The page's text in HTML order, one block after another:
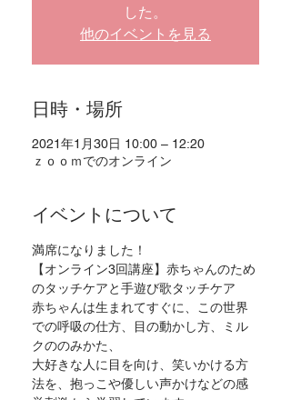
した。
他のイベントを見る
日時・場所
2021年1月30日 10:00 – 12:20
ｚｏｏｍでのオンライン
イベントについて
満席になりました！
【オンライン3回講座】赤ちゃんのため
のタッチケアと手遊び歌タッチケア
赤ちゃんは生まれてすぐに、この世界
での呼吸の仕方、目の動かし方、ミル
クののみかた、
大好きな人に目を向け、笑いかける方
法を、抱っこや優しい声かけなどの感